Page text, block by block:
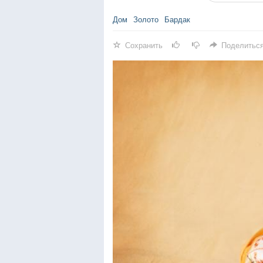
Дом Золото Бардак
Сохранить